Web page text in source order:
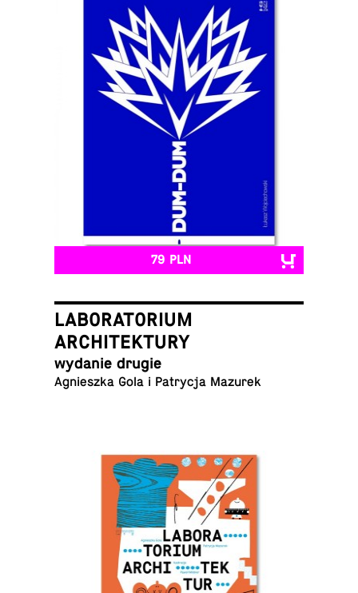
79 PLN
LABORATORIUM
ARCHITEKTURY
wydanie drugie
Agniesz­ka Gola i Pa­try­cja Mazurek